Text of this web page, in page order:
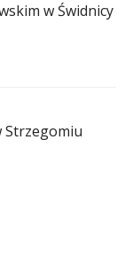
w Świdnicy
Strzegomiu